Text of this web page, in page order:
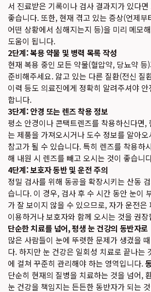
서 진료받은 기록이나 검사 결과지가 있다
좋습니다. 또한, 현재 겪고 있는 증상(언제부
어떤 상황에서 심해지는지 등)을 미리 메모
도움이 됩니다.
2단계: 복용 약물 및 병력 목록 작성
현재 복용 중인 모든 약물(혈압약, 당뇨약 등
준비해주세요. 앓고 있는 다른 질환(전신 질
이력 등도 의료진에게 정확히 알려주셔야
합니다.
3단계: 안경 또는 렌즈 착용 정보
평소 안경이나 콘택트렌즈를 착용하신다면,
는 제품을 가져오시거나 도수 정보를 알아
참고가 될 수 있습니다. 특히 렌즈를 착용하
해 내원 시 렌즈를 빼고 오시는 것이 좋습니
4단계: 보호자 동반 및 운전 주의
정밀 검사를 위해 동공을 확장시키는 산동
습니다. 이 경우, 검사 후 수 시간 동안 눈이
가 잘 보이지 않을 수 있으므로, 자가 운전은
이용하거나 보호자와 함께 오시는 것을 권
단순한 치료를 넘어, 평생 눈 건강의 동반자로
많은 사람들이 눈에 뚜렷한 문제가 생겼을
다. 하지만 눈 건강은 일회성 치료로 끝나는
에 걸쳐 꾸준히 관리해야 하는 영역입니다.
단순히 현재의 질병을 치료하는 것을 넘어,
눈 건강을 책임지는 든든한 동반자가 되는